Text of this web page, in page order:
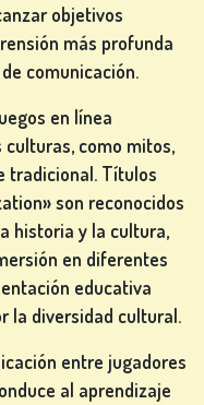
objetivos
más profunda
comunicación.
en línea
como mitos,
tradicional. Títulos
son reconocidos
historia y la cultura,
en diferentes
educativa
la diversidad cultural.
entre jugadores
al aprendizaje